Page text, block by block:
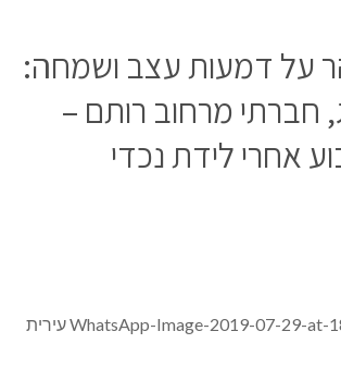
על דמעות עצב ושמחה:
חברתי מרחוב רותם –
אחרי לידת נכדי